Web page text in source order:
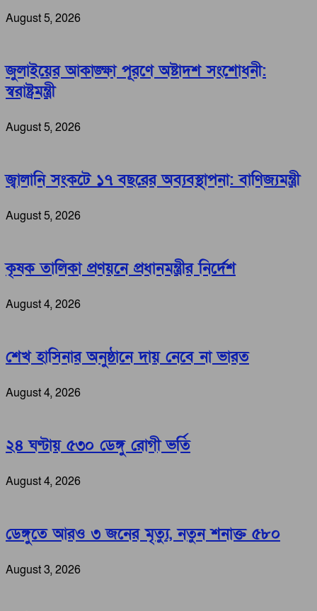
August 5, 2026
জুলাইয়ের আকাঙ্ক্ষা পূরণে অষ্টাদশ সংশোধনী:
স্বরাষ্ট্রমন্ত্রী
August 5, 2026
জ্বালানি সংকটে ১৭ বছরের অব্যবস্থাপনা: বাণিজ্যমন্ত্রী
August 5, 2026
কৃষক তালিকা প্রণয়নে প্রধানমন্ত্রীর নির্দেশ
August 4, 2026
শেখ হাসিনার অনুষ্ঠানে দায় নেবে না ভারত
August 4, 2026
২৪ ঘণ্টায় ৫৩০ ডেঙ্গু রোগী ভর্তি
August 4, 2026
ডেঙ্গুতে আরও ৩ জনের মৃত্যু, নতুন শনাক্ত ৫৮০
August 3, 2026